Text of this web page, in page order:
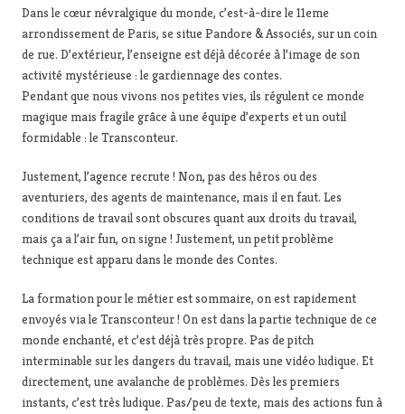
Dans le cœur névralgique du monde, c’est-à-dire le 11eme
arrondissement de Paris, se situe Pandore & Associés, sur un coin
de rue. D’extérieur, l’enseigne est déjà décorée à l’image de son
activité mystérieuse : le gardiennage des contes.
Pendant que nous vivons nos petites vies, ils régulent ce monde
magique mais fragile grâce à une équipe d’experts et un outil
formidable : le Transconteur.
Justement, l’agence recrute ! Non, pas des héros ou des
aventuriers, des agents de maintenance, mais il en faut. Les
conditions de travail sont obscures quant aux droits du travail,
mais ça a l’air fun, on signe ! Justement, un petit problème
technique est apparu dans le monde des Contes.
La formation pour le métier est sommaire, on est rapidement
envoyés via le Transconteur ! On est dans la partie technique de ce
monde enchanté, et c’est déjà très propre. Pas de pitch
interminable sur les dangers du travail, mais une vidéo ludique. Et
directement, une avalanche de problèmes. Dès les premiers
instants, c’est très ludique. Pas/peu de texte, mais des actions fun à